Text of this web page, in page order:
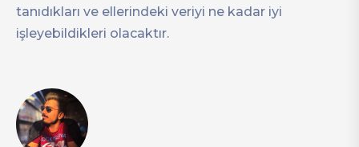
tanıdıkları ve ellerindeki veriyi ne kadar iyi
işleyebildikleri olacaktır.